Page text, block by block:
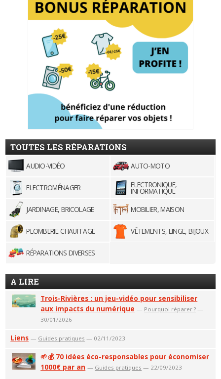
TOUTES LES RÉPARATIONS
AUDIO-VIDÉO AUTO-MOTO
ELECTROMÉNAGER ELECTRONIQUE,
INFORMATIQUE
JARDINAGE, BRICOLAGE
MOBILIER, MAISON
PLOMBERIE-CHAUFFAGE VÊTEMENTS, LINGE, BIJOUX
RÉPARATIONS DIVERSES
A LIRE
Trois-Rivières : un jeu-vidéo pour sensibiliser
aux impacts du numérique — Pourquoi réparer ? —
30/01/2026
Liens — Guides pratiques — 02/11/2023
🌱💰 70 idées éco-responsables pour économiser
1000€ par an — Guides pratiques — 22/09/2023